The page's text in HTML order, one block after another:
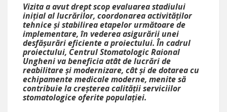
Vizita a avut drept scop evaluarea stadiului
inițial al lucrărilor, coordonarea activităților
tehnice și stabilirea etapelor următoare de
implementare, în vederea asigurării unei
desfășurări eficiente a proiectului. În cadrul
proiectului, Centrul Stomatologic Raional
Ungheni va beneficia atât de lucrări de
reabilitare și modernizare, cât și de dotarea cu
echipamente medicale moderne, menite să
contribuie la creșterea calității serviciilor
stomatologice oferite populației.